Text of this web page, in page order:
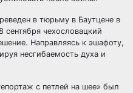
в тюрьму в Баутцене в
сентября чехословацкий
Направляясь к эшафоту,
несгибаемость духа и
с петлей на шее» был